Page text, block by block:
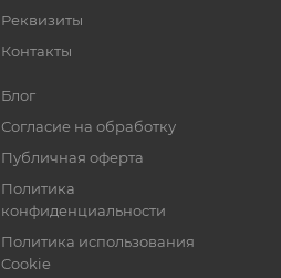
Реквизиты
Контакты
Блог
Согласие на обработку
Публичная оферта
Политика
конфиденциальности
Политика использования
Cookie